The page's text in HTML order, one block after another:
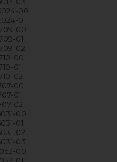
00
01
00
01
02
00
01
02
00
01
02
00
01
02
03
00